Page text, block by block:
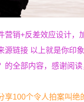
营销+反差效应设计，
源链接 以上就是你印
的全部内容，感谢阅
享100个令人拍案叫绝